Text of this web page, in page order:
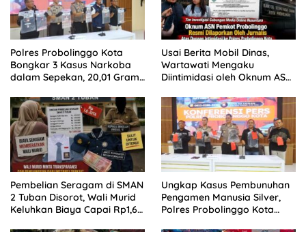
Polres Probolinggo Kota
Bongkar 3 Kasus Narkoba
dalam Sepekan, 20,01 Gram
Usai Berita Mobil Dinas,
Wartawati Mengaku
Diintimidasi oleh Oknum ASN
Tempuh Jalur Hukum
Pembelian Seragam di SMAN
2 Tuban Disorot, Wali Murid
Keluhkan Biaya Capai Rp1,6
Ungkap Kasus Pembunuhan
Pengamen Manusia Silver,
Polres Probolinggo Kota